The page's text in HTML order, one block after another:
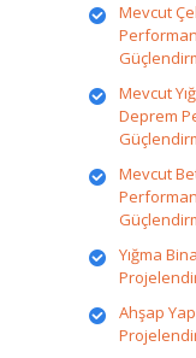
Mevcut
Mevcut
Deprem
Mevcut
Yığma
Ahşap